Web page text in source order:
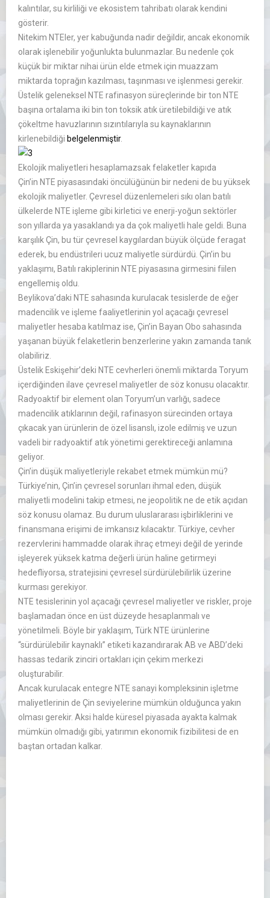
kalıntılar, su kirliliği ve ekosistem tahribatı olarak kendini
gösterir.
Nitekim NTEler, yer kabuğunda nadir değildir, ancak ekonomik
olarak işlenebilir yoğunlukta bulunmazlar. Bu nedenle çok
küçük bir miktar nihai ürün elde etmek için muazzam
miktarda toprağın kazılması, taşınması ve işlenmesi gerekir.
Üstelik geleneksel NTE rafinasyon süreçlerinde bir ton NTE
başına ortalama iki bin ton toksik atık üretilebildiği ve atık
çökeltme havuzlarının sızıntılarıyla su kaynaklarının
kirlenebildiği belgelenmiştir.
Ekolojik maliyetleri hesaplamazsak felaketler kapıda
Çin’in NTE piyasasındaki öncülüğünün bir nedeni de bu yüksek
ekolojik maliyetler. Çevresel düzenlemeleri sıkı olan batılı
ülkelerde NTE işleme gibi kirletici ve enerji-yoğun sektörler
son yıllarda ya yasaklandı ya da çok maliyetli hale geldi. Buna
karşılık Çin, bu tür çevresel kaygılardan büyük ölçüde feragat
ederek, bu endüstrileri ucuz maliyetle sürdürdü. Çin’in bu
yaklaşımı, Batılı rakiplerinin NTE piyasasına girmesini fiilen
engellemiş oldu.
Beylikova’daki NTE sahasında kurulacak tesislerde de eğer
madencilik ve işleme faaliyetlerinin yol açacağı çevresel
maliyetler hesaba katılmaz ise, Çin’in Bayan Obo sahasında
yaşanan büyük felaketlerin benzerlerine yakın zamanda tanık
olabiliriz.
Üstelik Eskişehir’deki NTE cevherleri önemli miktarda Toryum
içerdiğinden ilave çevresel maliyetler de söz konusu olacaktır.
Radyoaktif bir element olan Toryum’un varlığı, sadece
madencilik atıklarının değil, rafinasyon sürecinden ortaya
çıkacak yan ürünlerin de özel lisanslı, izole edilmiş ve uzun
vadeli bir radyoaktif atık yönetimi gerektireceği anlamına
geliyor.
Çin’in düşük maliyetleriyle rekabet etmek mümkün mü?
Türkiye’nin, Çin’in çevresel sorunları ihmal eden, düşük
maliyetli modelini takip etmesi, ne jeopolitik ne de etik açıdan
söz konusu olamaz. Bu durum uluslararası işbirliklerini ve
finansmana erişimi de imkansız kılacaktır. Türkiye, cevher
rezervlerini hammadde olarak ihraç etmeyi değil de yerinde
işleyerek yüksek katma değerli ürün haline getirmeyi
hedefliyorsa, stratejisini çevresel sürdürülebilirlik üzerine
kurması gerekiyor.
NTE tesislerinin yol açacağı çevresel maliyetler ve riskler, proje
başlamadan önce en üst düzeyde hesaplanmalı ve
yönetilmeli. Böyle bir yaklaşım, Türk NTE ürünlerine
‘‘sürdürülebilir kaynaklı’’ etiketi kazandırarak AB ve ABD’deki
hassas tedarik zinciri ortakları için çekim merkezi
oluşturabilir.
Ancak kurulacak entegre NTE sanayi kompleksinin işletme
maliyetlerinin de Çin seviyelerine mümkün olduğunca yakın
olması gerekir. Aksi halde küresel piyasada ayakta kalmak
mümkün olmadığı gibi, yatırımın ekonomik fizibilitesi de en
baştan ortadan kalkar.